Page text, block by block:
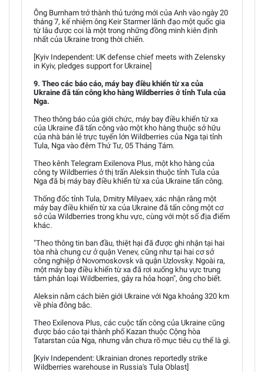
Ông Burnham trở thành thủ tướng mới của Anh vào ngày 20
tháng 7, kế nhiệm ông Keir Starmer lãnh đạo một quốc gia
từ lâu được coi là một trong những đồng minh kiên định
nhất của Ukraine trong thời chiến.
[Kyiv Independent: UK defense chief meets with Zelensky
in Kyiv, pledges support for Ukraine]
9. Theo các báo cáo, máy bay điều khiển từ xa của
Ukraine đã tấn công kho hàng Wildberries ở tỉnh Tula của
Nga.
Theo thông báo của giới chức, máy bay điều khiển từ xa
của Ukraine đã tấn công vào một kho hàng thuộc sở hữu
của nhà bán lẻ trực tuyến lớn Wildberries của Nga tại tỉnh
Tula, Nga vào đêm Thứ Tư, 05 Tháng Tám.
Theo kênh Telegram Exilenova Plus, một kho hàng của
công ty Wildberries ở thị trấn Aleksin thuộc tỉnh Tula của
Nga đã bị máy bay điều khiển từ xa của Ukraine tấn công.
Thống đốc tỉnh Tula, Dmitry Milyaev, xác nhận rằng một
máy bay điều khiển từ xa của Ukraine đã tấn công một cơ
sở của Wildberries trong khu vực, cùng với một số địa điểm
khác.
"Theo thông tin ban đầu, thiệt hại đã được ghi nhận tại hai
tòa nhà chung cư ở quận Venev, cũng như tại hai cơ sở
công nghiệp ở Novomoskovsk và quận Uzlovsky. Ngoài ra,
một máy bay điều khiển từ xa đã rơi xuống khu vực trung
tâm phân loại Wildberries, gây ra hỏa hoạn", ông cho biết.
Aleksin nằm cách biên giới Ukraine với Nga khoảng 320 km
về phía đông bắc.
Theo Exilenova Plus, các cuộc tấn công của Ukraine cũng
được báo cáo tại thành phố Kazan thuộc Cộng hòa
Tatarstan của Nga, nhưng vẫn chưa rõ mục tiêu cụ thể là gì.
[Kyiv Independent: Ukrainian drones reportedly strike
Wildberries warehouse in Russia's Tula Oblast]